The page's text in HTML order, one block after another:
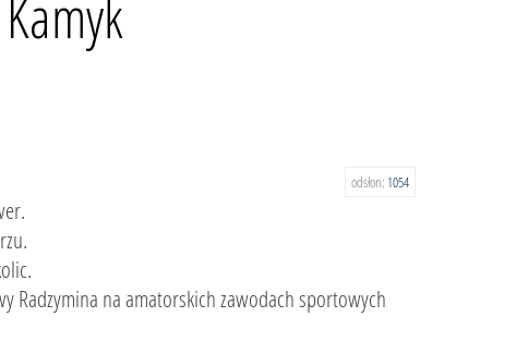
odsłon: 1054
Radzymina na amatorskich zawodach sportowych